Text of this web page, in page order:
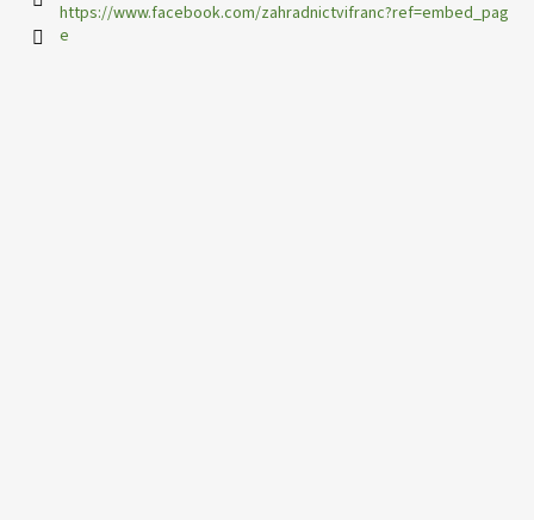
https://www.facebook.com/zahradnictvifranc?ref=embed_pag
e